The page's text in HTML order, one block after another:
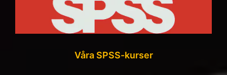
Våra SPSS-kurser